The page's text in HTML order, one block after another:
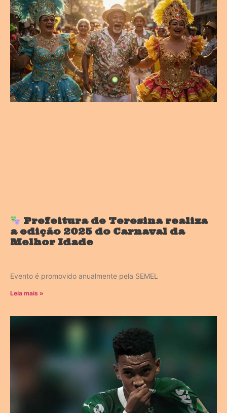
Prefeitura de Teresina realiza
a edição 2025 do Carnaval da
Melhor Idade
Evento é promovido anualmente pela SEMEL
Leia mais »